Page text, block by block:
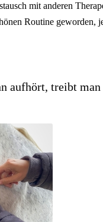
mit anderen
Routine geworden,
aufhört, treibt